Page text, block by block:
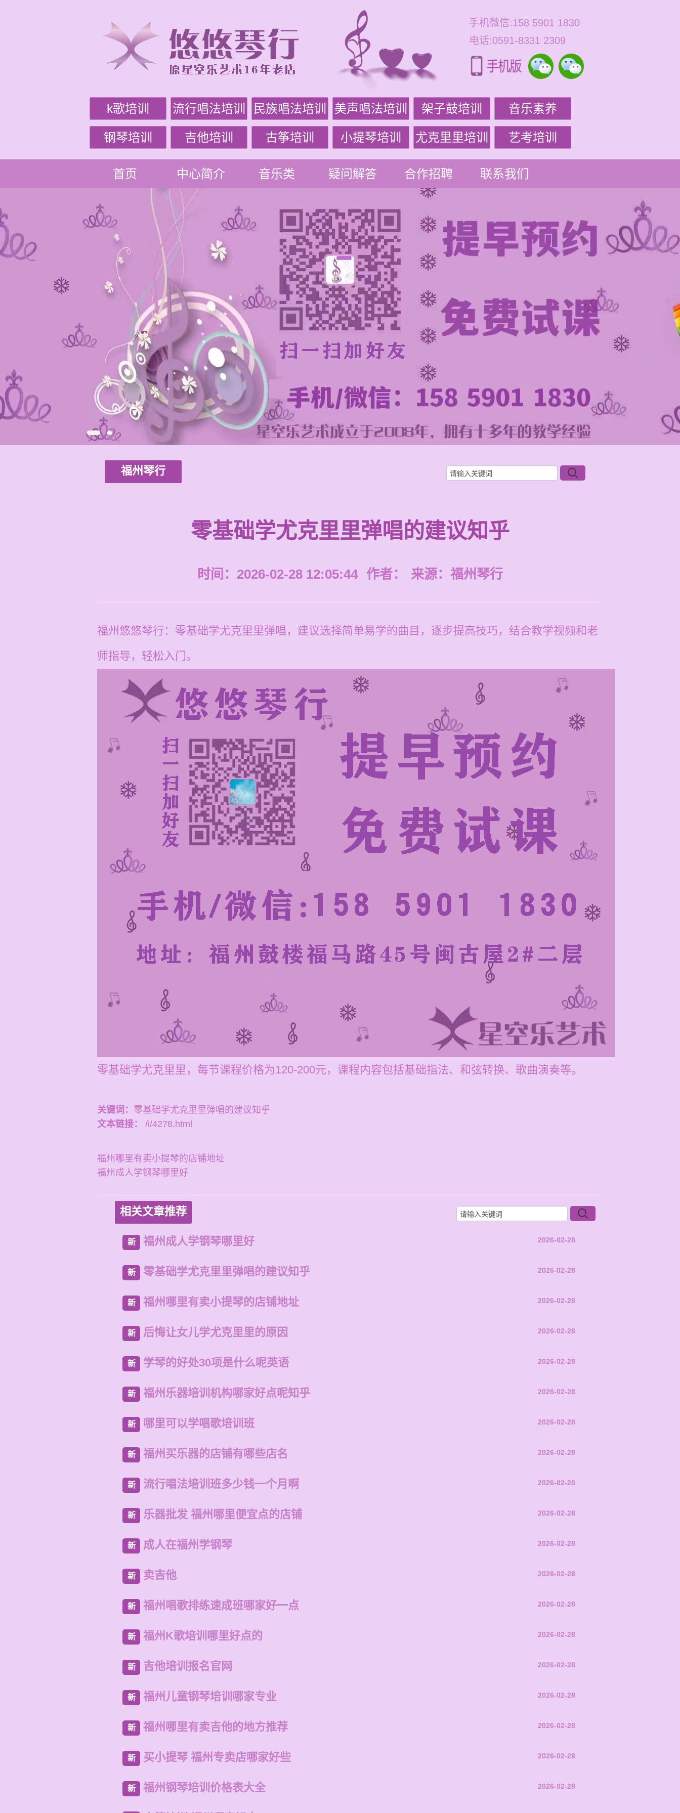
手机微信:158 5901 1830
电话:0591-8331 2309
k歌培训 流行唱法培训 民族唱法培训 美声唱法培训 架子鼓培训 音乐素养
钢琴培训 吉他培训 古筝培训 小提琴培训 尤克里里培训 艺考培训
首页 中心简介 音乐类 疑问解答 合作招聘 联系我们
福州琴行
零基础学尤克里里弹唱的建议知乎
时间：2026-02-28 12:05:44 作者： 来源： 福州琴行
福州悠悠琴行：零基础学尤克里里弹唱，建议选择简单易学的曲目，逐步提高技巧，结合教学视频和老
师指导，轻松入门。
零基础学尤克里里，每节课程价格为120-200元，课程内容包括基础指法、和弦转换、歌曲演奏等。
关键词： 零基础学尤克里里弹唱的建议知乎
文本链接：
/i/4278.html
福州哪里有卖小提琴的店铺地址
福州成人学钢琴哪里好
相关文章推荐
新 福州成人学钢琴哪里好 2026-02-28
新 零基础学尤克里里弹唱的建议知乎 2026-02-28
新 福州哪里有卖小提琴的店铺地址 2026-02-28
新 后悔让女儿学尤克里里的原因 2026-02-28
新 学琴的好处30项是什么呢英语 2026-02-28
新 福州乐器培训机构哪家好点呢知乎 2026-02-28
新 哪里可以学唱歌培训班 2026-02-28
新 福州买乐器的店铺有哪些店名 2026-02-28
新 流行唱法培训班多少钱一个月啊 2026-02-28
新 乐器批发 福州哪里便宜点的店铺 2026-02-28
新 成人在福州学钢琴 2026-02-28
新 卖吉他 2026-02-28
新 福州唱歌排练速成班哪家好一点 2026-02-28
新 福州K歌培训哪里好点的 2026-02-28
新 吉他培训报名官网 2026-02-28
新 福州儿童钢琴培训哪家专业 2026-02-28
新 福州哪里有卖吉他的地方推荐 2026-02-28
新 买小提琴 福州专卖店哪家好些 2026-02-28
新 福州钢琴培训价格表大全 2026-02-28